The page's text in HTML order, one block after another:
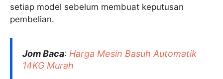
setiap model sebelum membuat keputusan
pembelian.
Jom Baca: Harga Mesin Basuh Automatik
14KG Murah